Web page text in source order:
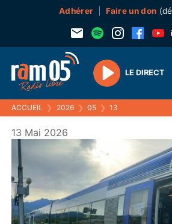
Adhérer Faire un don
Play
LE DIRECT
ACCUEIL ❯ 2026 ❯ 05 ❯ 13
13 Mai 2026